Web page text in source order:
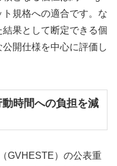
規格への適合です。な
果として断定できる個
開仕様を中心に評価し
時間への負担を減
GVHESTE）の公表重